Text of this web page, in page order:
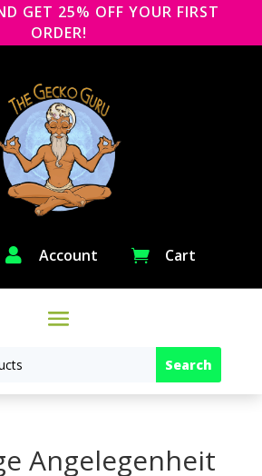
GET 25% OFF YOUR FIRST
ORDER!
 Account  Cart
Angelegenheit